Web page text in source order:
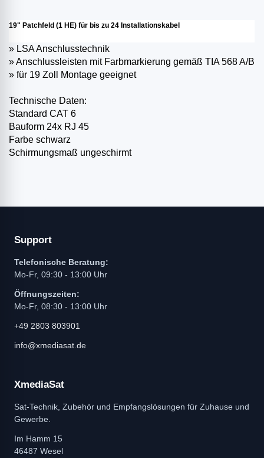
19" Patchfeld (1 HE) für bis zu 24 Installationskabel
» LSA Anschlusstechnik
» Anschlussleisten mit Farbmarkierung gemäß TIA 568 A/B
» für 19 Zoll Montage geeignet
Technische Daten:
Standard CAT 6
Bauform 24x RJ 45
Farbe schwarz
Schirmungsmaß ungeschirmt
Support
Telefonische Beratung:
Mo-Fr, 09:30 - 13:00 Uhr
Öffnungszeiten:
Mo-Fr, 08:30 - 13:00 Uhr
+49 2803 803901
info@xmediasat.de
XmediaSat
Sat-Technik, Zubehör und Empfangslösungen für Zuhause und
Gewerbe.
Im Hamm 15
46487 Wesel